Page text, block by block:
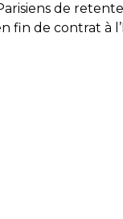
de
fin de contrat à